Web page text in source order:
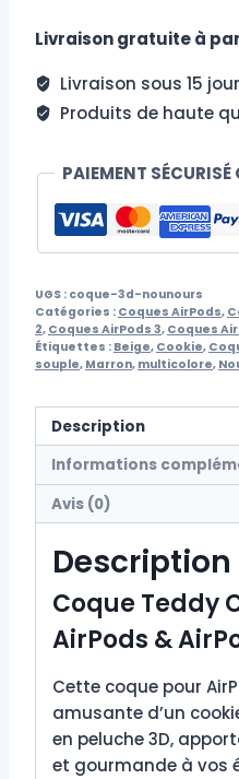
AirPods
Cookie
Livraison gratuite à
Livraison sous 15
Produits de haute
PAIEMENT
UGS : coque-3d-nounours
Catégories : Coques AirPods,
2, Coques AirPods 3, Coques
Étiquettes : Beige, Cookie,
souple, Marron, multicolore,
Description
Informations
Avis (0)
Description
Coque Teddy
AirPods &
Cette coque pour
amusante d’un
en peluche 3D,
et gourmande à vos